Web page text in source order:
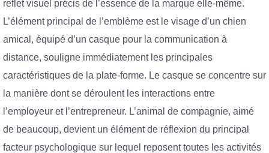
reflet visuel précis de l’essence de la marque elle-même.
L’élément principal de l’emblème est le visage d’un chien
amical, équipé d’un casque pour la communication à
distance, souligne immédiatement les principales
caractéristiques de la plate-forme. Le casque se concentre sur
la manière dont se déroulent les interactions entre
l’employeur et l’entrepreneur. L’animal de compagnie, aimé
de beaucoup, devient un élément de réflexion du principal
facteur psychologique sur lequel reposent toutes les activités